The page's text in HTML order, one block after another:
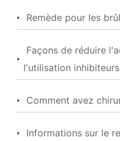
Remède pour les
Façons de réduire
l'utilisation
Comment avez
Informations sur le